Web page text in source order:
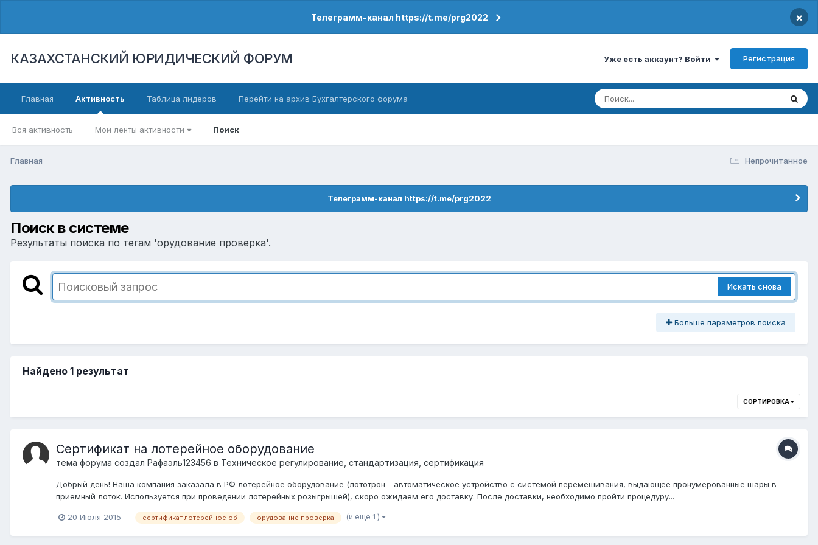
Телеграмм-канал https://t.me/prg2022 ×
КАЗАХСТАНСКИЙ ЮРИДИЧЕСКИЙ ФОРУМ Уже есть аккаунт? Войти Регистрация
Главная Активность
Вся активность Мои ленты активности Поиск
Таблица лидеров Перейти на архив Бухгалтерского форума
Непрочитанное
Главная
Телеграмм-канал https://t.me/prg2022
Поиск в системе
Результаты поиска по тегам 'орудование проверка'.
Искать снова
Больше параметров поиска
Найдено 1 результат
СОРТИРОВКА
Сертификат на лотерейное оборудование
тема форума создал Рафаэль123456 в Техническое регулирование, стандартизация, сертификация
Добрый день! Наша компания заказала в РФ лотерейное оборудование (лототрон - автоматическое устройство с системой перемешивания, выдающее пронумерованные шары в
приемный лоток. Используется при проведении лотерейных розыгрышей), скоро ожидаем его доставку. После доставки, необходимо пройти процедуру...
20 Июля 2015 сертификат лотерейное об орудование проверка (и еще 1 )